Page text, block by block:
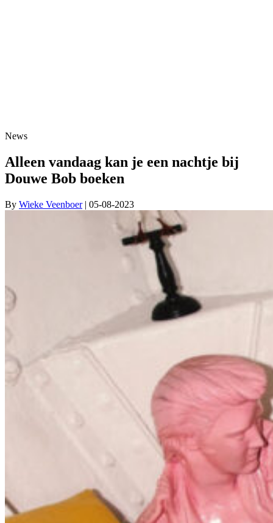
News
Alleen vandaag kan je een nachtje bij
Douwe Bob boeken
By Wieke Veenboer| 05-08-2023